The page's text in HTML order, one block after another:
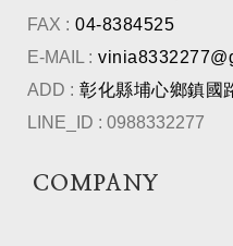
FAX : 04-8384525
E-MAIL :
ADD : 彰化縣埔心鄉鎮國
LINE_ID : 0988332277
COMPANY